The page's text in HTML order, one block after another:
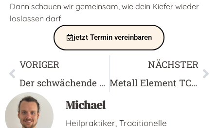
Dann schauen wir gemeinsam, wie dein Kiefer wieder
loslassen darf.
jetzt Termin vereinbaren
VORIGER
Der schwächende Kreislauf
NÄCHSTER
Metall Element TCM
Michael
Heilpraktiker, Traditionelle